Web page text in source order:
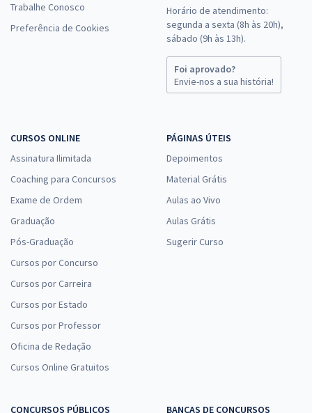
Trabalhe Conosco
Preferência de Cookies
Horário de atendimento:
segunda a sexta (8h às 20h),
sábado (9h às 13h).
Foi aprovado?
Envie-nos a sua história!
CURSOS ONLINE
Assinatura Ilimitada
Coaching para Concursos
Exame de Ordem
Graduação
Pós-Graduação
Cursos por Concurso
Cursos por Carreira
Cursos por Estado
Cursos por Professor
Oficina de Redação
Cursos Online Gratuitos
PÁGINAS ÚTEIS
Depoimentos
Material Grátis
Aulas ao Vivo
Aulas Grátis
Sugerir Curso
CONCURSOS PÚBLICOS BANCAS DE CONCURSOS